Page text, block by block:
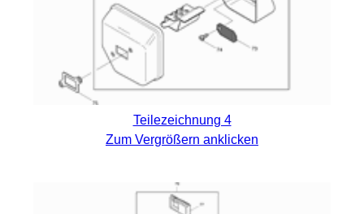
Teilezeichnung 4
Zum Vergrößern anklicken